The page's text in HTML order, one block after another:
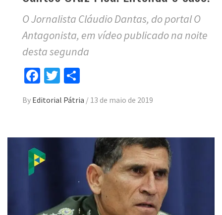
O Jornalista Cláudio Dantas, do portal O
Antagonista, em vídeo publicado na noite
desta segunda
Facebook
Twitter
By Editorial Pátria / 13 de maio de 2019